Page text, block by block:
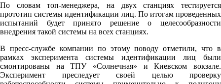
По словам топ-менеджера, на двух станциях тестируется
прототип системы идентификации лиц. По итогам проведенных
испытаний будет принято решение о целесообразности
внедрения такой системы на всех станциях.
В пресс-службе компании по этому поводу отметили, что в
рамках эксперимента системы идентификации лиц были
смонтированы на ТПУ «Солнечная» и Киевском вокзале.
Эксперимент преследует своей целью проверку